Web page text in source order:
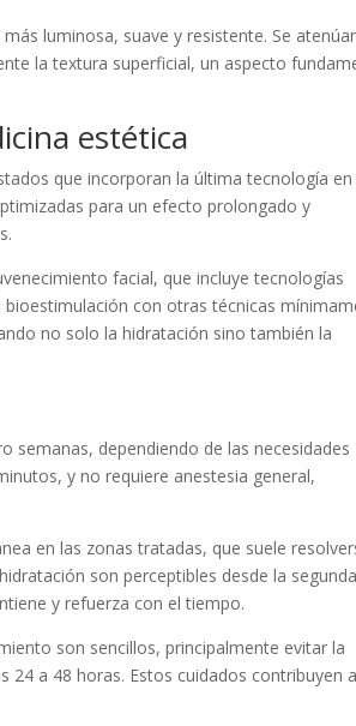
luminosa, suave y resistente. Se
la textura superficial, un aspecto
estética
que incorporan la última tecnología en
para un efecto prolongado y
facial, que incluye tecnologías
con otras técnicas
no solo la hidratación sino también la
semanas, dependiendo de las necesidades
y no requiere anestesia general,
en las zonas tratadas, que suele
son perceptibles desde la
y refuerza con el tiempo.
son sencillos, principalmente evitar la
24 a 48 horas. Estos cuidados contribuyen